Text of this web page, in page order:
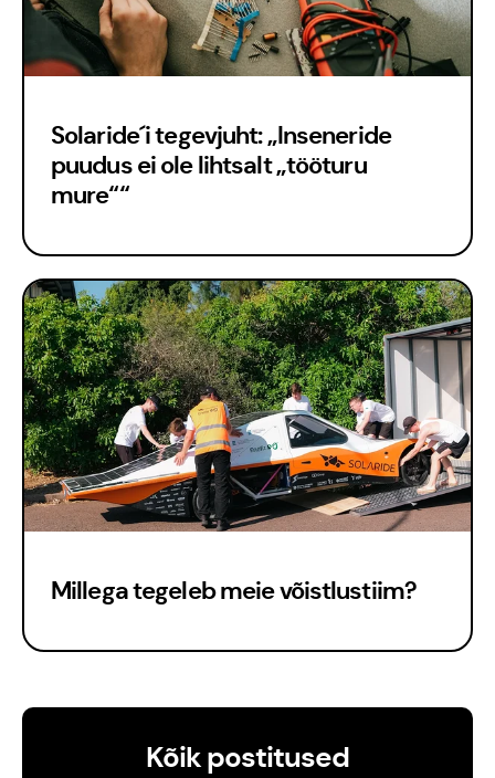
Kontakt
Meedia
Solaride´i tegevjuht: „Inseneride
puudus ei ole lihtsalt „tööturu
mure““
Millega tegeleb meie võistlustiim?
Kõik postitused